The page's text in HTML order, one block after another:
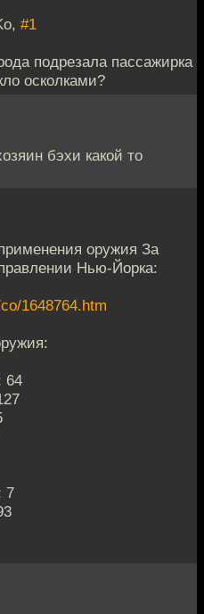
#1
подрезала пассажирка
осколками?
бэхи какой то
оружия За
Нью-Йорка:
1648764.htm
64
7